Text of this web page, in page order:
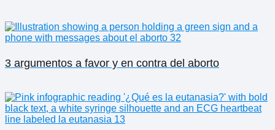
3 argumentos a favor y en contra del aborto